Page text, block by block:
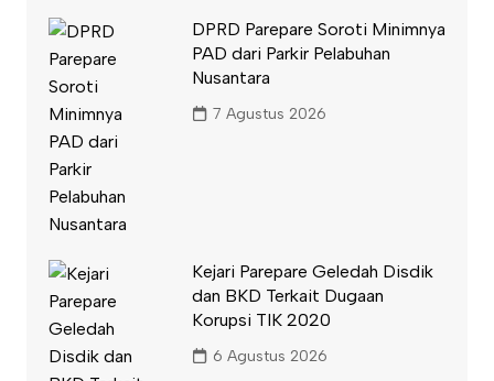
DPRD Parepare Soroti Minimnya
PAD dari Parkir Pelabuhan
Nusantara
7 Agustus 2026
Kejari Parepare Geledah Disdik
dan BKD Terkait Dugaan
Korupsi TIK 2020
6 Agustus 2026